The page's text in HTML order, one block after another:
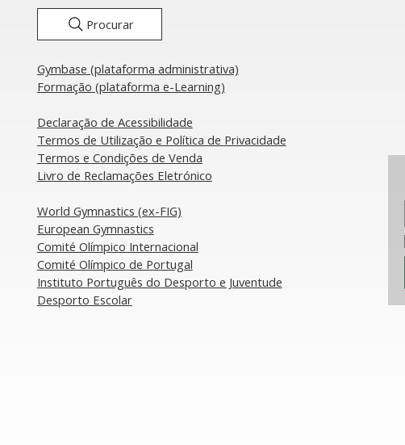
Trampolins: Tudo o que
precisa de saber sobre a
Taça do Mundo de Coimbra
Gymbase (plataforma administrativa)
Formação (plataforma e-Learning)
Declaração de Acessibilidade
​Termos de Utilização e Política de Privacidade
Termos e Condições de Venda
Livro de Reclamações Eletrónico
​World Gymnastics (ex-FIG)
European Gymnastics
Comité Olímpico Internacional
Comité Olímpico de Portugal
Instituto Português do Desporto e Juventude
Desporto Escolar
Procurar